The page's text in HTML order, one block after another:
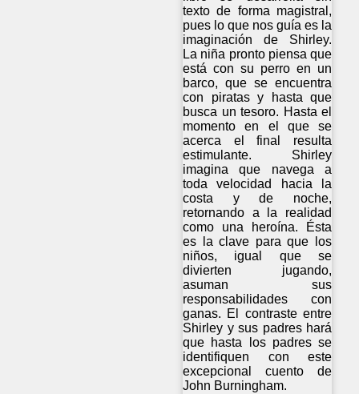
texto de forma magistral,
pues lo que nos guía es la
imaginación de Shirley.
La niña pronto piensa que
está con su perro en un
barco, que se encuentra
con piratas y hasta que
busca un tesoro. Hasta el
momento en el que se
acerca el final resulta
estimulante. Shirley
imagina que navega a
toda velocidad hacia la
costa y de noche,
retornando a la realidad
como una heroína. Ésta
es la clave para que los
niños, igual que se
divierten jugando,
asuman sus
responsabilidades con
ganas. El contraste entre
Shirley y sus padres hará
que hasta los padres se
identifiquen con este
excepcional cuento de
John Burningham.